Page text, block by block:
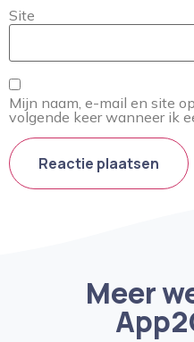
Site
Mijn naam, e-mail en site
volgende keer wanneer ik
Meer